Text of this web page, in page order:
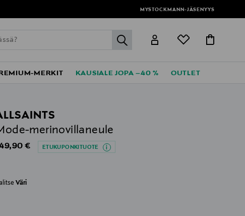
MYSTOCKMANN-JÄSENYYS
label.header.go
MERKIT KAUSIALE JOPA –40 % OUTLET
merinovillaneule
Price
€ ETUKUPONKITUOTE
Väri